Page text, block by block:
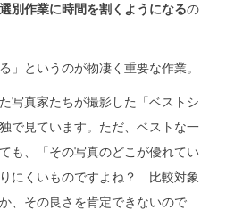
選別作業に時間を割くようになるの
」というのが物凄く重要な作業。
写真家たちが撮影した「ベストシ
で見ています。ただ、ベストな一
も、「その写真のどこが優れてい
にくいものですよね？ 比較対象
、その良さを肯定できないので